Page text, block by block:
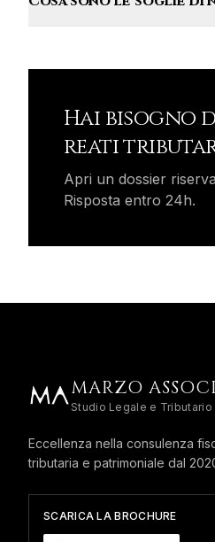
Hai bisogno
reati
Apri un dossier
Risposta entro 24h.
MARZO
Studio Legale e Tributario
Eccellenza nella consulenza
tributaria e patrimoniale dal
SCARICA LA BROCHURE